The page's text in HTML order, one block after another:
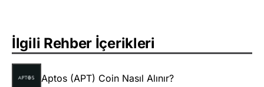
İlgili Rehber İçerikleri
Aptos (APT) Coin Nasıl Alınır?